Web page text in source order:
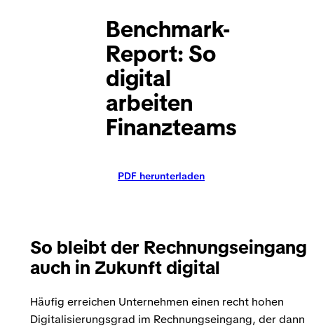
Benchmark-
Report: So
digital
arbeiten
Finanzteams
PDF herunterladen
So bleibt der Rechnungseingang
auch in Zukunft digital
Häufig erreichen Unternehmen einen recht hohen
Digitalisierungsgrad im Rechnungseingang, der dann